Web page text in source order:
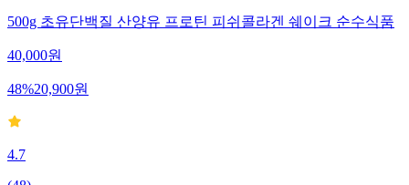
500g 초유단백질 산양유 프로틴 피쉬콜라겐 쉐이크 순수식품
40,000원
48%20,900원
4.7